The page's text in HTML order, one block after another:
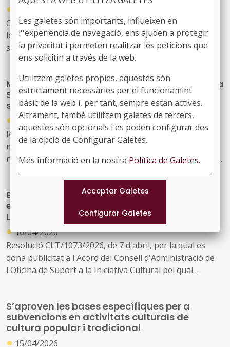
Generation EU
●
Ordre EDF/59/2026, de 14 d'abril, per la qual s'aproven
les bases reguladores que han de regir la concessió de
subvencions a centres educatius, per al
desenvolupament de programes de formació i inserció,
durant el curs 2026-2027
Modificació de la convocatòria del programa
SOC-FPODUAL per corregir el càlcul de les
subvencions de la formació dual
●
20/04/2026
Resolució EMT/1131/2026, de 2 d'abril, per la qual es
modifica la Resolució EMT/4178/2025, de 10 de
novembre, per la qual s'aprova la convocatòria derivada
de les bases reguladores per a la concessió de
subvencions del Programa Formació Professional
Ocupacional Dual (SOC-FPODUAL) (ref. BDNS 868065)
Es destinen 2,9 milions d’euros per ampliar
els fons de les biblioteques del Sistema de
Lectura Pública de Catalunya
●16/04/2026
Resolució CLT/1073/2026, de 7 d'abril, per la qual es
dona publicitat a l'Acord del Consell d'Administració de
l'Oficina de Suport a la Iniciativa Cultural pel qual
per a l'adquisició de fons bibliogràfics i documentals
destinats a biblioteques del Sistema de Lectura Pública
de Catalunya durant el període 2026-2027 (ref. BDNS
897818)
S’aproven les bases específiques per a
subvencions en activitats culturals de
cultura popular i tradicional
● 15/04/2026
Les galetes són importants, influeixen en
l''experiència de navegació, ens ajuden a protegir
la privacitat i permeten realitzar les peticions que
ens solicitin a través de la web.
Utilitzem galetes propies, aquestes són
estrictament necessàries per el funcionamint
bàsic de la web i, per tant, sempre estan actives.
Altrament, també utilitzem galetes de tercers,
aquestes són opcionals i es poden configurar des
de la opció de Configurar Galetes.
Més informació en la nostra Política de Galetes.